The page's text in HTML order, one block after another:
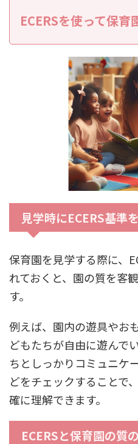
ECERSを使って保
見学時にECERS基準
保育園を見学する際に、
れておくと、園の質を客
す。
例えば、園内の遊具やお
どもたちが自由に遊んで
ちとしっかりコミュニケ
どをチェックすることで
確に理解できます。
ECERSと保育園の質